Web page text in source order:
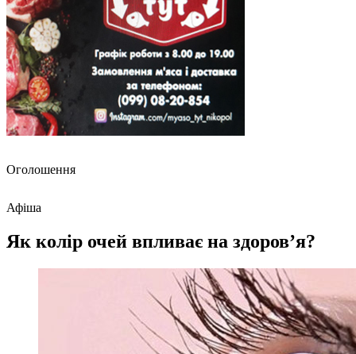
Оголошення
Афіша
Як колір очей впливає на здоров’я?